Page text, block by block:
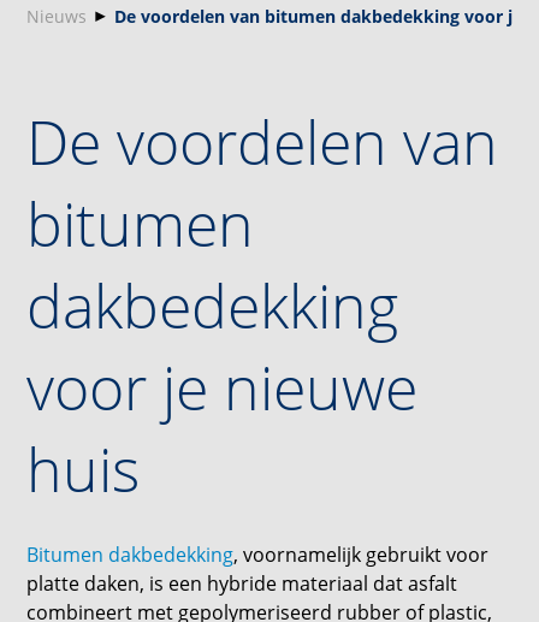
Nieuws De voordelen van bitumen dakbedekking voor je
De voordelen van
bitumen
dakbedekking
voor je nieuwe
huis
Bitumen dakbedekking, voornamelijk gebruikt voor
platte daken, is een hybride materiaal dat asfalt
combineert met gepolymeriseerd rubber of plastic,